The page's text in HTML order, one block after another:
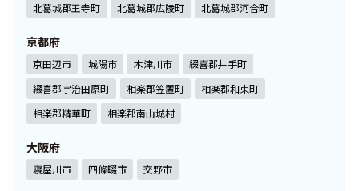
北葛城郡王寺町
北葛城郡広陵町 北葛城郡河合町
京都府
京田辺市 城陽市 木津川市
綴喜郡井手町
綴喜郡宇治田原町
相楽郡笠置町
相楽郡和束町
相楽郡精華町
相楽郡南山城村
大阪府
寝屋川市 四條畷市 交野市